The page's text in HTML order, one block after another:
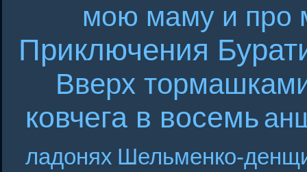
мою маму и про
Приключения
Вверх
ковчега в восемь
ладонях Шельменко-